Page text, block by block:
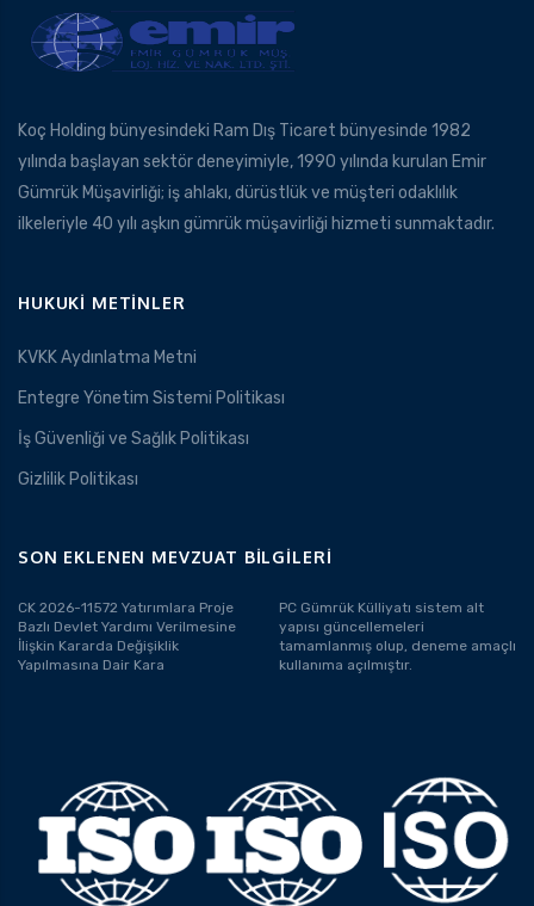
Koç Holding bünyesindeki Ram Dış Ticaret bünyesinde 1982
yılında başlayan sektör deneyimiyle, 1990 yılında kurulan Emir
Gümrük Müşavirliği; iş ahlakı, dürüstlük ve müşteri odaklılık
ilkeleriyle 40 yılı aşkın gümrük müşavirliği hizmeti sunmaktadır.
HUKUKI METINLER
KVKK Aydınlatma Metni
Entegre Yönetim Sistemi Politikası
İş Güvenliği ve Sağlık Politikası
Gizlilik Politikası
SON EKLENEN MEVZUAT BILGILERI
CK 2026-11572 Yatırımlara Proje
Bazlı Devlet Yardımı Verilmesine
İlişkin Kararda Değişiklik
Yapılmasına Dair Kara
PC Gümrük Külliyatı sistem alt
yapısı güncellemeleri
tamamlanmış olup, deneme amaçlı
kullanıma açılmıştır.